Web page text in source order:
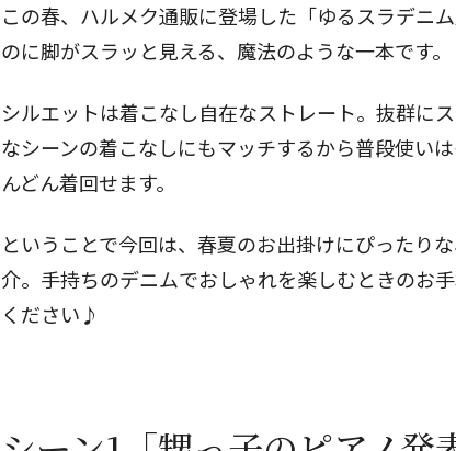
この春、ハルメク通販に登場した「ゆるスラデニム
のに脚がスラッと見える、魔法のような一本です。
シルエットは着こなし自在なストレート。抜群に
なシーンの着こなしにもマッチするから普段使い
んどん着回せます。
ということで今回は、春夏のお出掛けにぴったり
介。手持ちのデニムでおしゃれを楽しむときのお
ください♪